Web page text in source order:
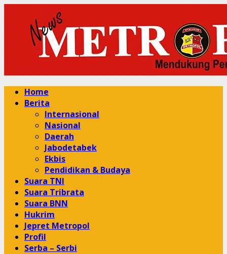
content
Primary
Menu
Home
Berita
Internasional
Nasional
Daerah
Jabodetabek
Ekbis
Pendidikan & Budaya
Suara TNI
Suara Tribrata
Suara BNN
Hukrim
Jepret Metropol
Profil
Serba – Serbi